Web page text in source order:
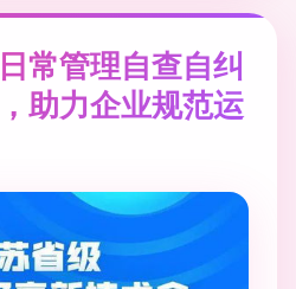
常管理自查自纠
助力企业规范运